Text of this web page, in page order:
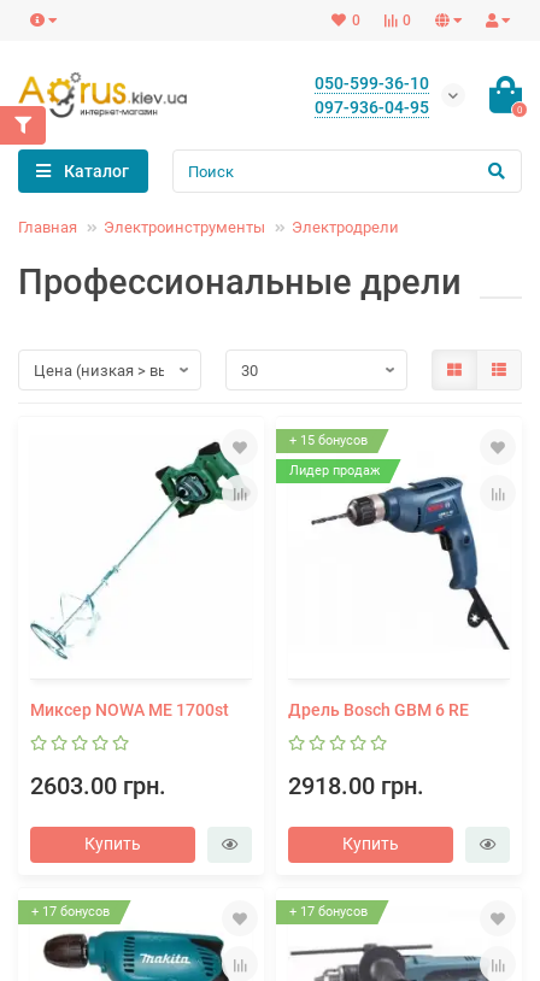
0
0
050-599-36-10
097-936-04-95
0
Каталог
Главная Электроинструменты Электродрели
Профессиональные дрели
Миксер NOWA ME 1700st
2603.00 грн.
Купить
+ 15 бонусов
Лидер продаж
Дрель Bosch GBM 6 RE
2918.00 грн.
Купить
+ 17 бонусов + 17 бонусов